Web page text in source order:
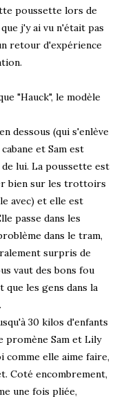
poussette lors de
j'y ai vu n'était pas
retour d'expérience
"Hauck", le modèle
dessous (qui s'enlève
et Sam est
lui. La poussette est
bien sur les trottoirs
avec) et elle est
passe dans les
dans le tram,
surpris de
vaut des bons fou
les gens dans la
30 kilos d'enfants
promène Sam et Lily
comme elle aime faire,
Coté encombrement,
une fois pliée,